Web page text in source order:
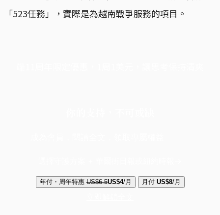
「523任務」，實際是為越南戰爭服務的項目。
年付・周年特惠 US$6.5US$4/月 月付 US$8/月